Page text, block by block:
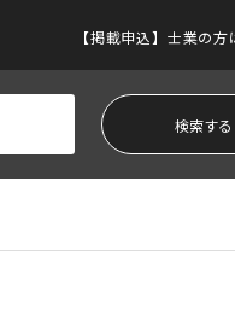
【掲載申込】士業の